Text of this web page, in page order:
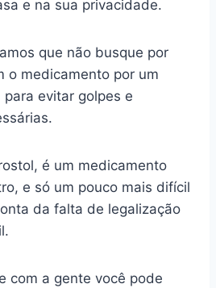
e na sua privacidade.
que não busque por
o medicamento por um
evitar golpes e
é um medicamento
e só um pouco mais difícil
da falta de legalização
com a gente você pode